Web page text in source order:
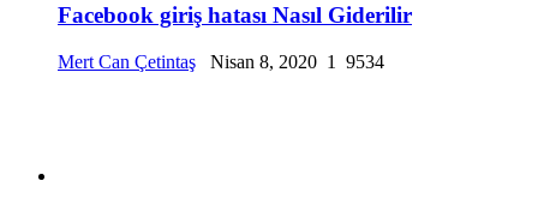
Facebook giriş hatası Nasıl Giderilir
Mert Can Çetintaş Nisan 8, 2020 1 9534